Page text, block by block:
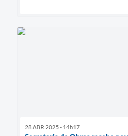
28 ABR 2025 - 14h17